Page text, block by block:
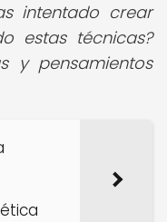
intentado crear
estas técnicas?
y pensamientos